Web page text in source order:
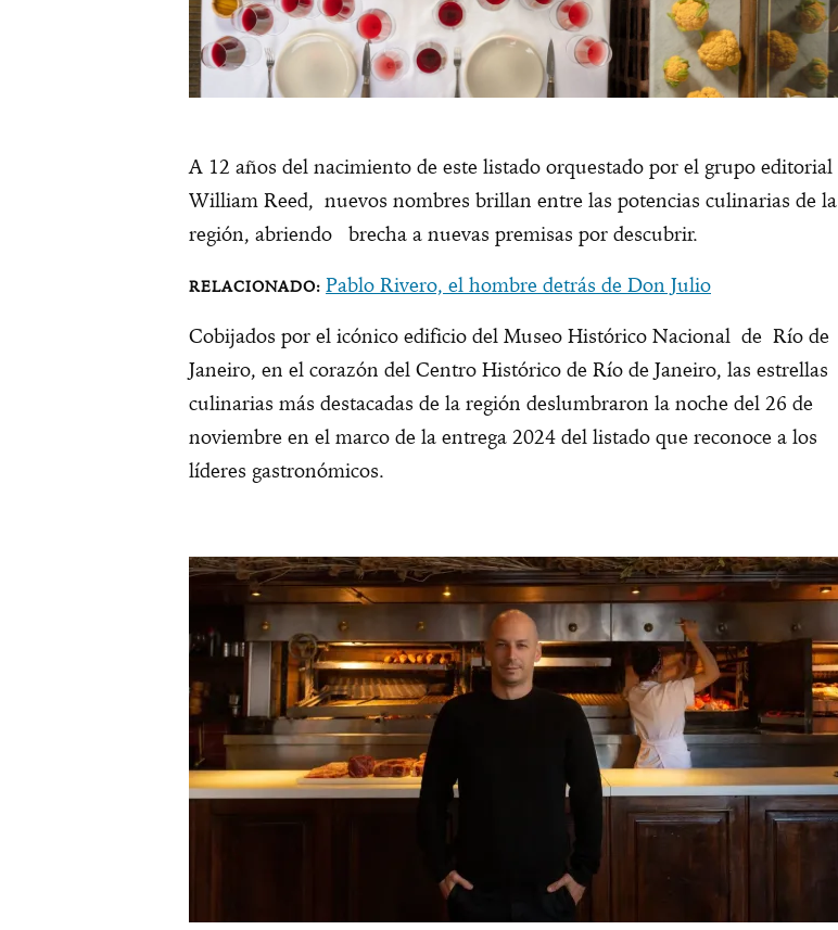
A 12 años del nacimiento de este listado orquestado por el grupo editorial
William Reed, nuevos nombres brillan entre las potencias culinarias de la
región, abriendo brecha a nuevas premisas por descubrir.
Pablo Rivero, el hombre detrás de Don Julio
Cobijados por el icónico edificio del Museo Histórico Nacional de Río de
Janeiro, en el corazón del Centro Histórico de Río de Janeiro, las estrellas
culinarias más destacadas de la región deslumbraron la noche del 26 de
noviembre en el marco de la entrega 2024 del listado que reconoce a los
líderes gastronómicos.